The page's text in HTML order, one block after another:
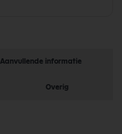
Aanvullende informatie
Overig